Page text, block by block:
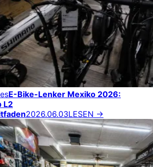
E-Bike-Lenker Mexiko 2026:
L2
2026.06.03LESEN →